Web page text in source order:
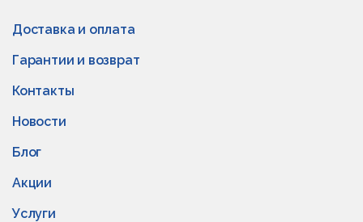
Доставка и оплата
Гарантии и возврат
Контакты
Новости
Блог
Акции
Услуги